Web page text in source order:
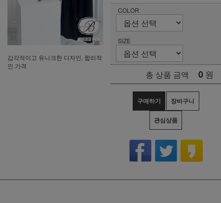
감각적이고 유니크한 디자인, 합리적
인 가격
COLOR
SIZE
총 상품 금액 0 원
구매하기 장바구니
관심상품